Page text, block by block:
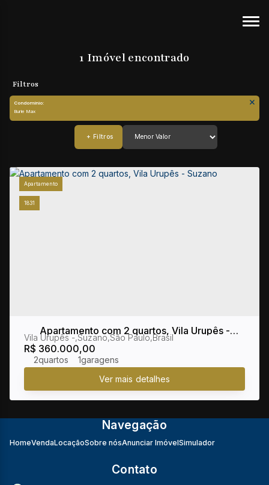
1 Imóvel encontrado
Condomínio:
1831
Apartamento
Apartamento com 2 quartos, Vila Urupês -
Suzano
R$ 360.000,00
Vila Urupês ,Suzano,São Paulo,Brasil
2 1
Navegação
HomeVendaLocaçãoSobre nósAnunciar ImóvelSimulador
Contato